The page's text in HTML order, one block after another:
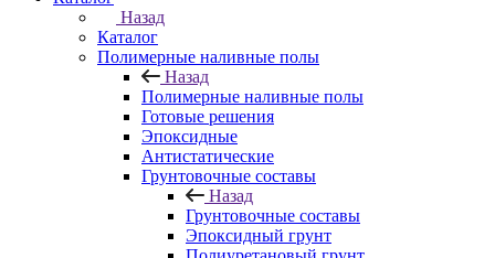
Назад
Каталог
Полимерные наливные полы
Назад
Полимерные наливные полы
Готовые решения
Эпоксидные
Антистатические
Грунтовочные составы
Назад
Грунтовочные составы
Эпоксидный грунт